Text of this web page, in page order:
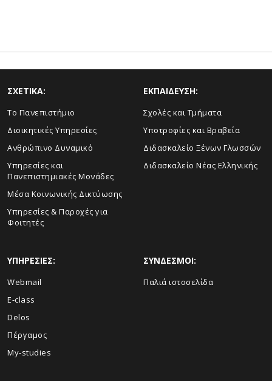
ΣΧΕΤΙΚΑ:
Το Πανεπιστήμιο
Διοικητικές Υπηρεσίες
Ανθρώπινο Δυναμικό
Yπηρεσίες και
Πανεπιστημιακές Μονάδες
Μέσα Κοινωνικής Δικτύωσης
Υπηρεσίες & Παροχές για
Φοιτητές
ΕΚΠΑΙΔΕΥΣΗ:
Σχολές και Τμήματα
Υποτροφίες και Βραβεία
Διδασκαλείο Ξένων Γλωσσών
Διδασκαλείο Νέας Ελληνικής
ΥΠΗΡΕΣΙΕΣ:
Webmail
E-class
Delos
Πέργαμος
My-studies
ΣΥΝΔΕΣΜΟΙ:
Παλιά ιστοσελίδα